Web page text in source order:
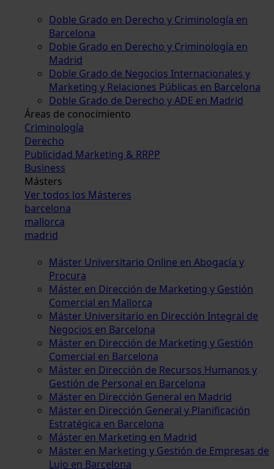
Doble Grado en Derecho y Criminología en
Barcelona
Doble Grado en Derecho y Criminología en
Madrid
Doble Grado de Negocios Internacionales y
Marketing y Relaciones Públicas en Barcelona
Doble Grado de Derecho y ADE en Madrid
Áreas de conocimiento
Criminología
Derecho
Publicidad Marketing & RRPP
Business
Másters
Ver todos los Másteres
barcelona
mallorca
madrid
Máster Universitario Online en Abogacía y
Procura
Máster en Dirección de Marketing y Gestión
Comercial en Mallorca
Máster Universitario en Dirección Integral de
Negocios en Barcelona
Máster en Dirección de Marketing y Gestión
Comercial en Barcelona
Máster en Dirección de Recursos Humanos y
Gestión de Personal en Barcelona
Máster en Dirección General en Madrid
Máster en Dirección General y Planificación
Estratégica en Barcelona
Máster en Marketing en Madrid
Máster en Marketing y Gestión de Empresas de
Lujo en Barcelona